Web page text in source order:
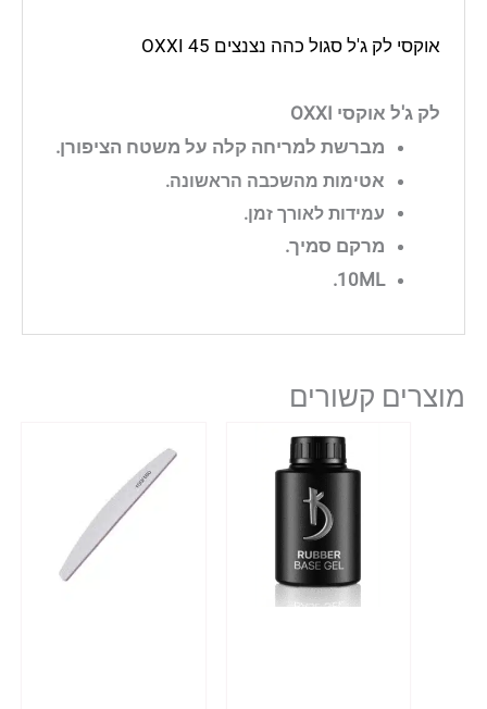
אוקסי לק ג'ל סגול כהה נצנצים 45 OXXI
לק ג'ל אוקסי OXXI
מברשת למריחה קלה על משטח הציפורן.
אטימות מהשכבה הראשונה.
עמידות לאורך זמן.
מרקם סמיך.
10ML.
מוצרים קשורים